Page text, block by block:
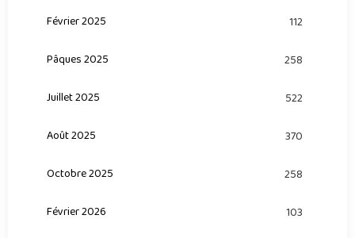
Février 2025 112
Pâques 2025 258
Juillet 2025 522
Août 2025 370
Octobre 2025 258
Février 2026 103